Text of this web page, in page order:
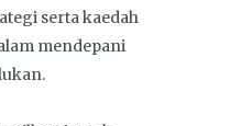
serta kaedah
mendepani